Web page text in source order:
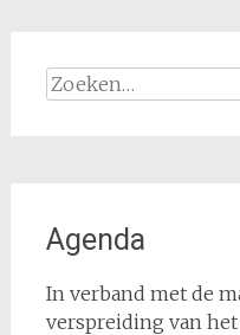
Zoeken
Agenda
In verband met de
verspreiding van het